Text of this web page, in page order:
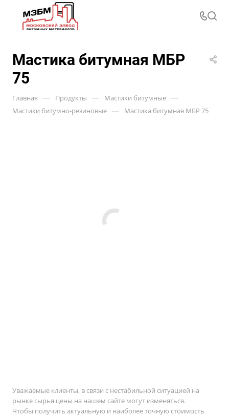
Мастика битумная МБР
75
Главная — Продукты — Мастики битумные —
Мастики битумно-резиновые — Мастика битумная МБР 75
Уважаемые клиенты, в связи с нестабильной ситуацией на
рынке сырья цены на нашем сайте могут изменяться.
Чтобы получить актуальную и наиболее точную стоимость